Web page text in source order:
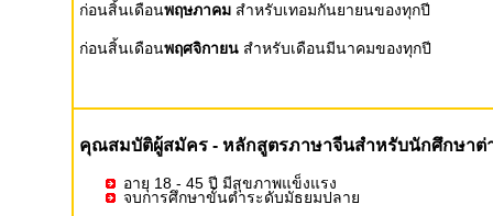
ก่อนสิ้นเดือนพฤษภาคมสำหรับเทอมกันยายนของทุกปี
ก่อนสิ้นเดือนพฤศจิกายนสำหรับเดือนมีนาคมของทุกปี
คุณสมบัติผู้สมัคร - หลักสูตรภาษาจีนสำหรับนักศึกษาต่
อายุ 18 - 45 ปี มีสุขภาพแข็งแรง
จบการศึกษาขั้นต่ำระดับมัธยมปลาย